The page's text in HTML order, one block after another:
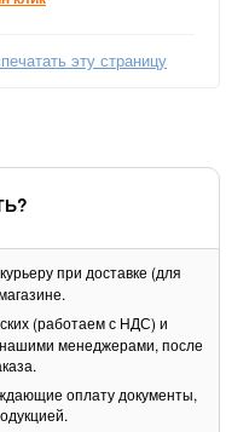
эту страницу
при доставке (для
(работаем с НДС) и
менеджерами, после
оплату документы,